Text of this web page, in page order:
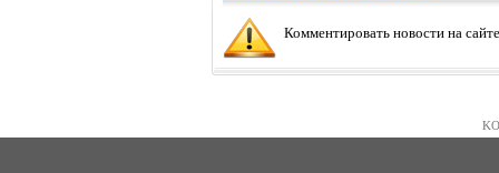
Комментировать новости на